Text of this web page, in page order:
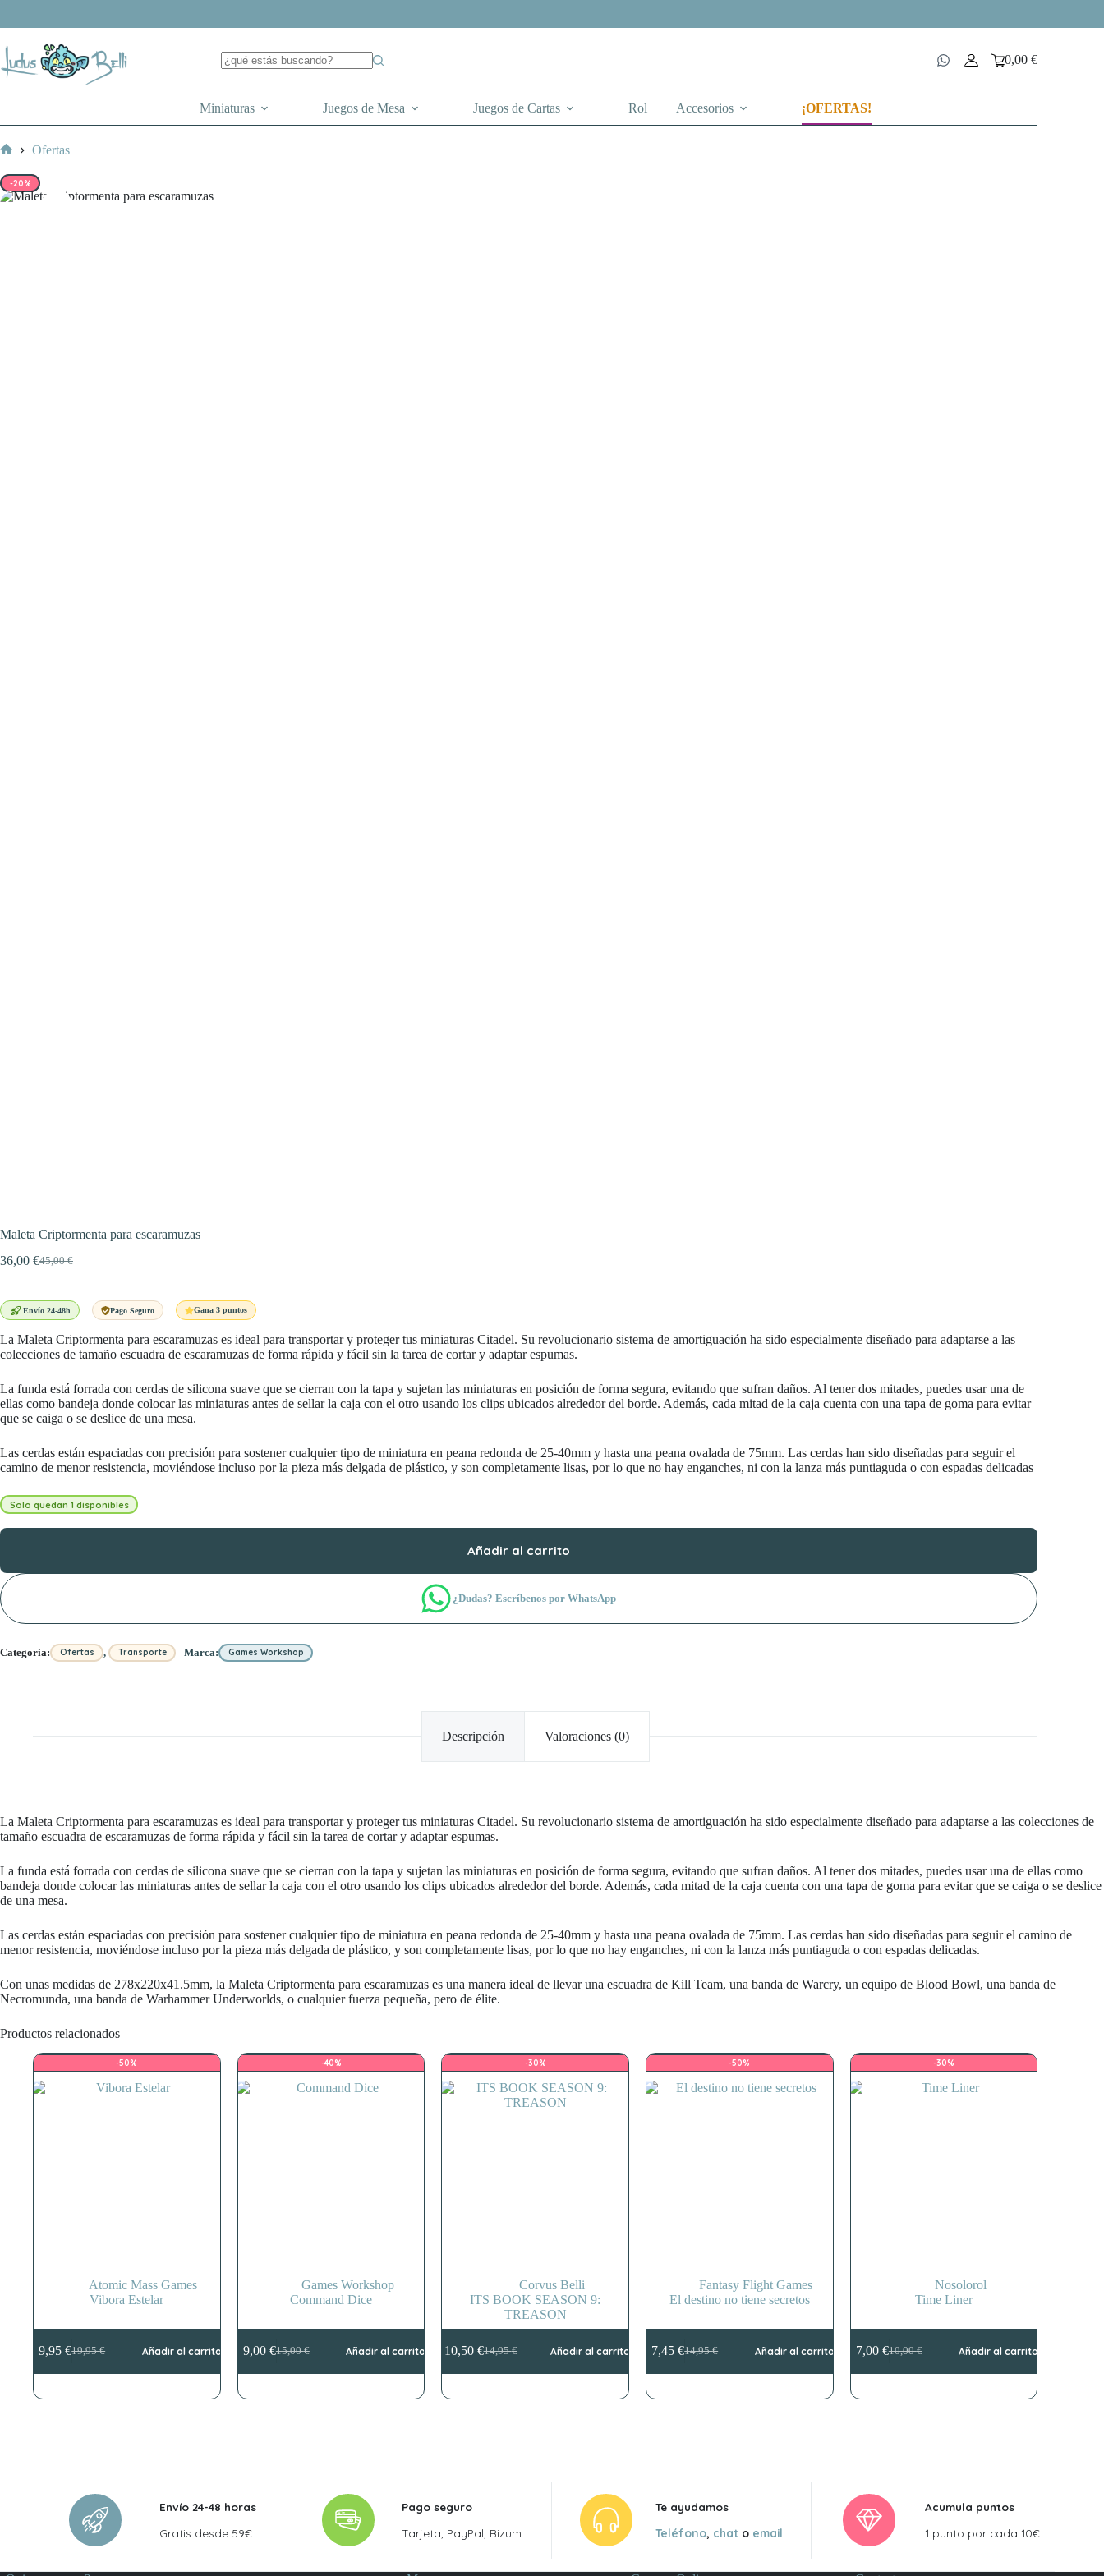
Carro
0,00€
Miniaturas Juegos de Mesa Juegos de Cartas Rol Accesorios ¡OFERTAS!
Ofertas
-20%
Maleta Criptormenta para escaramuzas
45,00€
El
era:
36,00 €El
es:
Envío 24-48h Pago Seguro Gana 3 puntos
La Maleta Criptormenta para escaramuzas es ideal para transportar y proteger tus miniaturas Citadel. Su revolucionario sistema de amortiguación ha sido especialmente diseñado para adaptarse a las
colecciones de tamaño escuadra de escaramuzas de forma rápida y fácil sin la tarea de cortar y adaptar espumas.
La funda está forrada con cerdas de silicona suave que se cierran con la tapa y sujetan las miniaturas en posición de forma segura, evitando que sufran daños. Al tener dos mitades, puedes usar una de
ellas como bandeja donde colocar las miniaturas antes de sellar la caja con el otro usando los clips ubicados alrededor del borde. Además, cada mitad de la caja cuenta con una tapa de goma para evitar
que se caiga o se deslice de una mesa.
Las cerdas están espaciadas con precisión para sostener cualquier tipo de miniatura en peana redonda de 25-40mm y hasta una peana ovalada de 75mm. Las cerdas han sido diseñadas para seguir el
camino de menor resistencia, moviéndose incluso por la pieza más delgada de plástico, y son completamente lisas, por lo que no hay enganches, ni con la lanza más puntiaguda o con espadas delicadas
Solo quedan 1 disponibles
Añadir al carrito
¿Dudas? Escríbenos por WhatsApp
Categoria: Ofertas , Transporte Marca: Games Workshop
Descripción Valoraciones (0)
La Maleta Criptormenta para escaramuzas es ideal para transportar y proteger tus miniaturas Citadel. Su revolucionario sistema de amortiguación ha sido especialmente diseñado para adaptarse a las colecciones de
tamaño escuadra de escaramuzas de forma rápida y fácil sin la tarea de cortar y adaptar espumas.
La funda está forrada con cerdas de silicona suave que se cierran con la tapa y sujetan las miniaturas en posición de forma segura, evitando que sufran daños. Al tener dos mitades, puedes usar una de ellas como
bandeja donde colocar las miniaturas antes de sellar la caja con el otro usando los clips ubicados alrededor del borde. Además, cada mitad de la caja cuenta con una tapa de goma para evitar que se caiga o se deslice
de una mesa.
Las cerdas están espaciadas con precisión para sostener cualquier tipo de miniatura en peana redonda de 25-40mm y hasta una peana ovalada de 75mm. Las cerdas han sido diseñadas para seguir el camino de
menor resistencia, moviéndose incluso por la pieza más delgada de plástico, y son completamente lisas, por lo que no hay enganches, ni con la lanza más puntiaguda o con espadas delicadas.
Con unas medidas de 278x220x41.5mm, la Maleta Criptormenta para escaramuzas es una manera ideal de llevar una escuadra de Kill Team, una banda de Warcry, un equipo de Blood Bowl, una banda de
Necromunda, una banda de Warhammer Underworlds, o cualquier fuerza pequeña, pero de élite.
Productos relacionados
-50%
Atomic Mass Games
Vibora Estelar
19,95€
El
precio
era:
9,95€El
precio
es:
Añadir al carrito
-40%
Games Workshop
Command Dice
15,00€
El
precio
era:
9,00 €El
precio
es:
Añadir al carrito
-30%
Corvus Belli
ITS BOOK SEASON 9:
TREASON
14,95€
El
precio
era:
10,50 €El
precio
es:
Añadir al carrito
-50%
Fantasy Flight Games
El destino no tiene secretos
14,95€
El
precio
era:
7,45€El
precio
es:
Añadir al carrito
-30%
Nosolorol
Time Liner
10,00€
El
precio
era:
7,00 €El
precio
es:
Añadir al carrito
Envío 24-48 horas
Gratis desde 59€
Pago seguro
Tarjeta, PayPal, Bizum
Te ayudamos
Teléfono, chato email
Acumula puntos
1 punto por cada 10€